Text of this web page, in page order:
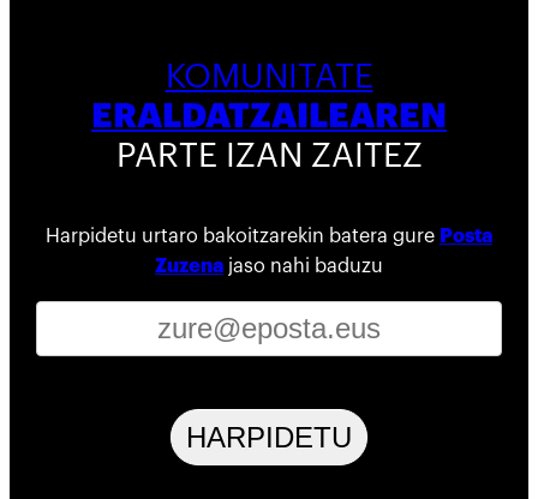
KOMUNITATE
ERALDATZAILEAREN
PARTE IZAN ZAITEZ
Harpidetu urtaro bakoitzarekin batera gure Posta
Zuzena jaso nahi baduzu
HARPIDETU